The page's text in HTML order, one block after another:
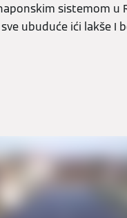
sistemom u
ubuduće ići lakše I